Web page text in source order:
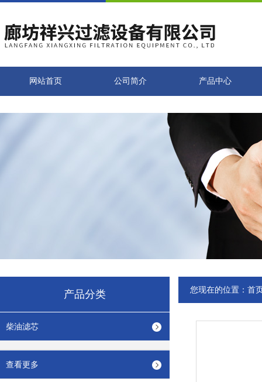
网站首页 公司简介 产品中心
产品分类
柴油滤芯
查看更多
您现在的位置： 首